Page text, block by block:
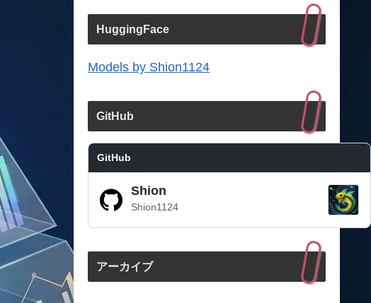
HuggingFace
Models by Shion1124
GitHub
GitHub
Shion
Shion1124
アーカイブ